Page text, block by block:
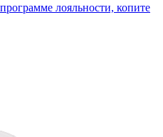
лояльности, копите